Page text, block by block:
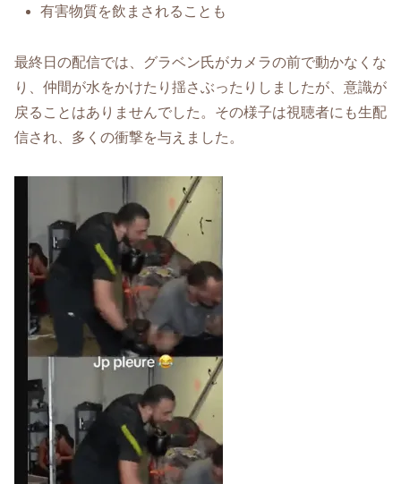
有害物質を飲まされることも
最終日の配信では、グラベン氏がカメラの前で動かなくな
り、仲間が水をかけたり揺さぶったりしましたが、意識が
戻ることはありませんでした。その様子は視聴者にも生配
信され、多くの衝撃を与えました。